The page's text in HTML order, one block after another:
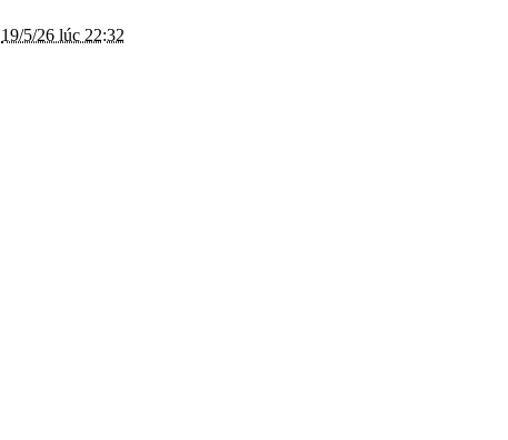
19/5/26 lúc 22:32